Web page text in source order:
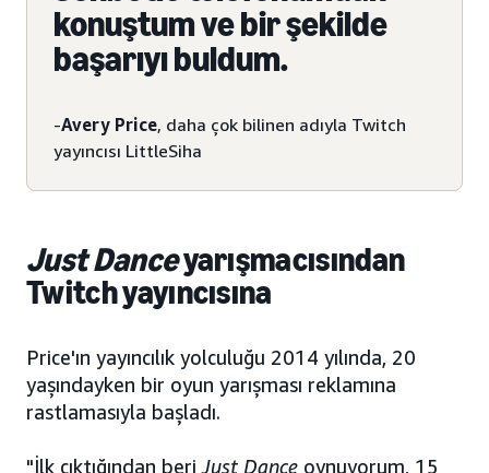
konuştum ve bir şekilde
başarıyı buldum.
-Avery Price, daha çok bilinen adıyla Twitch
yayıncısı LittleSiha
Just Danceyarışmacısından
Twitch yayıncısına
Price'ın yayıncılık yolculuğu 2014 yılında, 20
yaşındayken bir oyun yarışması reklamına
rastlamasıyla başladı.
"İlk çıktığından beriJust Dance oynuyorum, 15